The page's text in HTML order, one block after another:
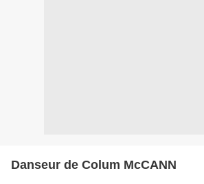
Danseur de Colum McCANN